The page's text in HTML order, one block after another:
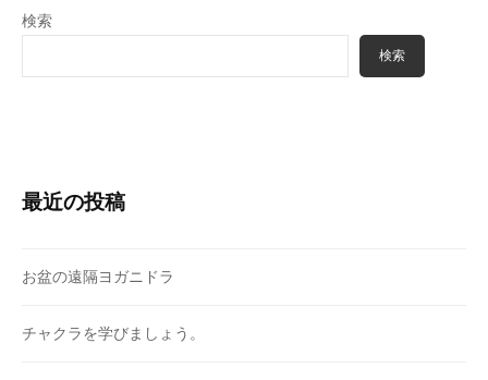
検索
検索
最近の投稿
お盆の遠隔ヨガニドラ
チャクラを学びましょう。